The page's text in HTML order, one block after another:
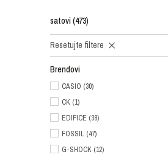
satovi (473)
Resetujte filtere
Brendovi
CASIO (30)
CK (1)
EDIFICE (38)
FOSSIL (47)
G-SHOCK (12)